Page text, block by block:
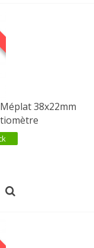
38x22mm